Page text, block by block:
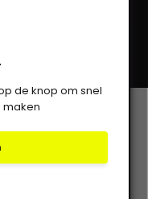
de knop om snel
maken